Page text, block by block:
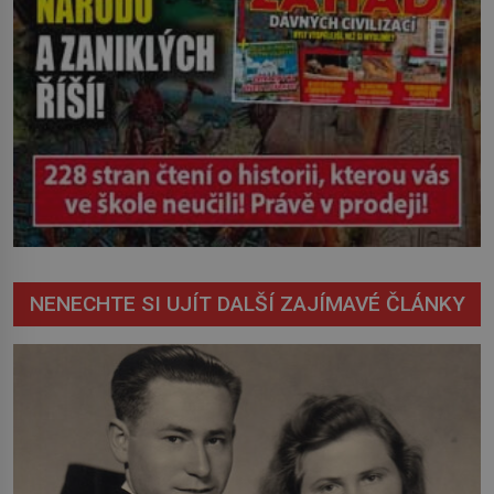
NENECHTE SI UJÍT DALŠÍ ZAJÍMAVÉ ČLÁNKY